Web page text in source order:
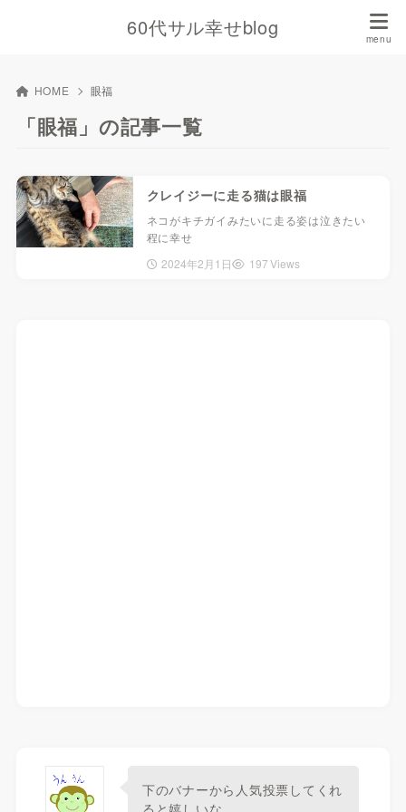
60代サル幸せblog
HOME 眼福
「眼福」の記事一覧
クレイジーに走る猫は眼福
ネコがキチガイみたいに走る姿は泣きたい
程に幸せ
2024年2月1日
197 Views
下のバナーから人気投票してくれ
ると嬉しいな